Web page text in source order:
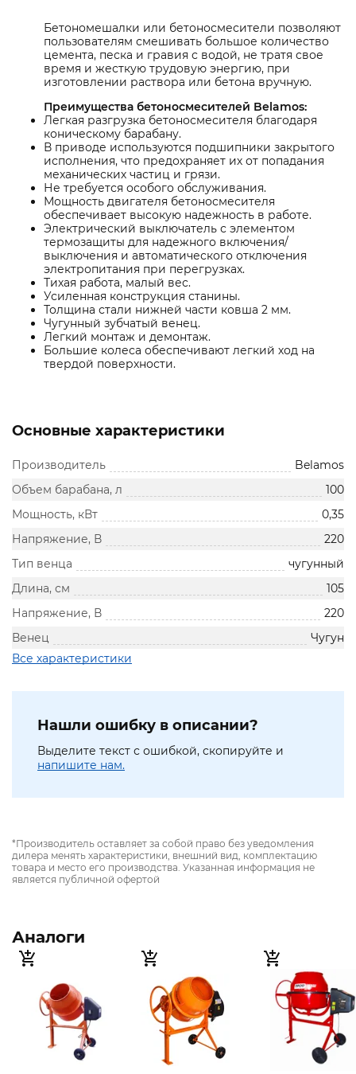
Бетономешалки или бетоносмесители позволяют
пользователям смешивать большое количество
цемента, песка и гравия с водой, не тратя свое
время и жесткую трудовую энергию, при
изготовлении раствора или бетона вручную.
Преимущества бетоносмесителей Belamos:
Легкая разгрузка бетоносмесителя благодаря
коническому барабану.
В приводе используются подшипники закрытого
исполнения, что предохраняет их от попадания
механических частиц и грязи.
Не требуется особого обслуживания.
Мощность двигателя бетоносмесителя
обеспечивает высокую надежность в работе.
Электрический выключатель с элементом
термозащиты для надежного включения/
выключения и автоматического отключения
электропитания при перегрузках.
Тихая работа, малый вес.
Усиленная конструкция станины.
Толщина стали нижней части ковша 2 мм.
Чугунный зубчатый венец.
Легкий монтаж и демонтаж.
Большие колеса обеспечивают легкий ход на
твердой поверхности.
Основные характеристики
Производитель
Belamos
Объем барабана, л
100
Мощность, кВт
0,35
Напряжение, В
220
Тип венца
чугунный
Длина, см
105
Напряжение, В
220
Венец
Чугун
Все характеристики
Нашли ошибку в описании?
Выделите текст с ошибкой, скопируйте и
напишите нам.
*Производитель оставляет за собой право без уведомления
дилера менять характеристики, внешний вид, комплектацию
товара и место его производства. Указанная информация не
является публичной офертой
Аналоги